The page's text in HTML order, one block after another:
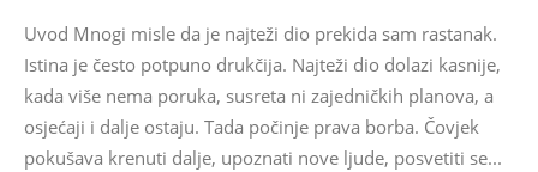
Uvod Mnogi misle da je najteži dio prekida sam rastanak.
Istina je često potpuno drukčija. Najteži dio dolazi kasnije,
kada više nema poruka, susreta ni zajedničkih planova, a
osjećaji i dalje ostaju. Tada počinje prava borba. Čovjek
pokušava krenuti dalje, upoznati nove ljude, posvetiti se...